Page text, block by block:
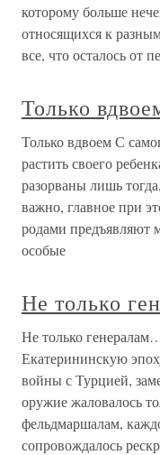
которому больше
относящихся к
все, что осталось от
Только
Только вдвоем С
растить своего
разорваны лишь
важно, главное при
родами предъявляют
особые
Не только
Не только
Екатерининскую
войны с Турцией,
оружие жаловалось
фельдмаршалам,
сопровождалось